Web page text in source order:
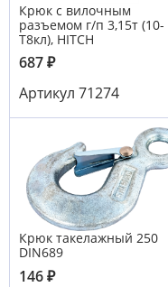
Крюк с вилочным
разъемом г/п 3,15т (10-
Т8кл), HITCH
687₽
Артикул 71274
Крюк такелажный 250
DIN689
146₽